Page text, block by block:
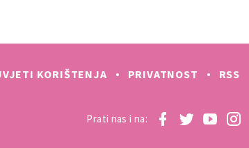
KORIŠTENJA PRIVATNOST RSS
Prati nas i na: